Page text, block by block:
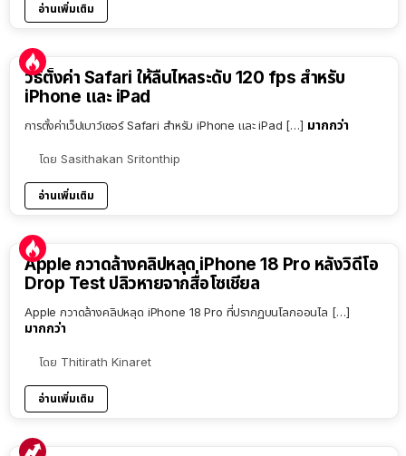
อ่านเพิ่มเติม
วิธีตั้งค่า Safari ให้ลื่นไหลระดับ 120 fps สำหรับ
iPhone และ iPad
การตั้งค่าเว็ปเบาว์เซอร์ Safari สำหรับ iPhone และ iPad […] มากกว่า
โดย Sasithakan Sritonthip
อ่านเพิ่มเติม
Apple กวาดล้างคลิปหลุด iPhone 18 Pro หลังวิดีโอ
Drop Test ปลิวหายจากสื่อโซเชียล
Apple กวาดล้างคลิปหลุด iPhone 18 Pro ที่ปรากฏบนโลกออนไล […]
มากกว่า
โดย Thitirath Kinaret
อ่านเพิ่มเติม